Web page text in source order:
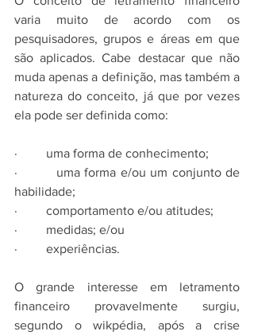
varia muito de acordo com os
pesquisadores, grupos e áreas em que
são aplicados. Cabe destacar que não
muda apenas a definição, mas também a
natureza do conceito, já que por vezes
ela pode ser definida como:
·         uma forma de conhecimento;
·         uma forma e/ou um conjunto de
habilidade;
·         comportamento e/ou atitudes;
·         medidas; e/ou
·         experiências.
O grande interesse em letramento
financeiro provavelmente surgiu,
segundo o wikpédia, após a crise